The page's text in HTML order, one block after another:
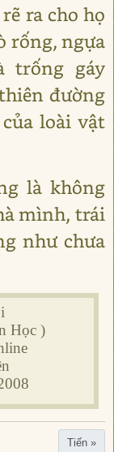
ra cho họ
rống, ngựa
trống gáy
đường
loài vật
là không
mình, trái
như chưa
Học )
Tiến »